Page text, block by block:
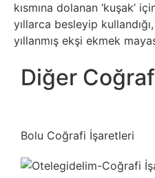
kısmına dolanan ‘kuşak’
yıllarca besleyip
yıllanmış ekşi ekmek
Diğer
Bolu Coğrafi İşaretleri